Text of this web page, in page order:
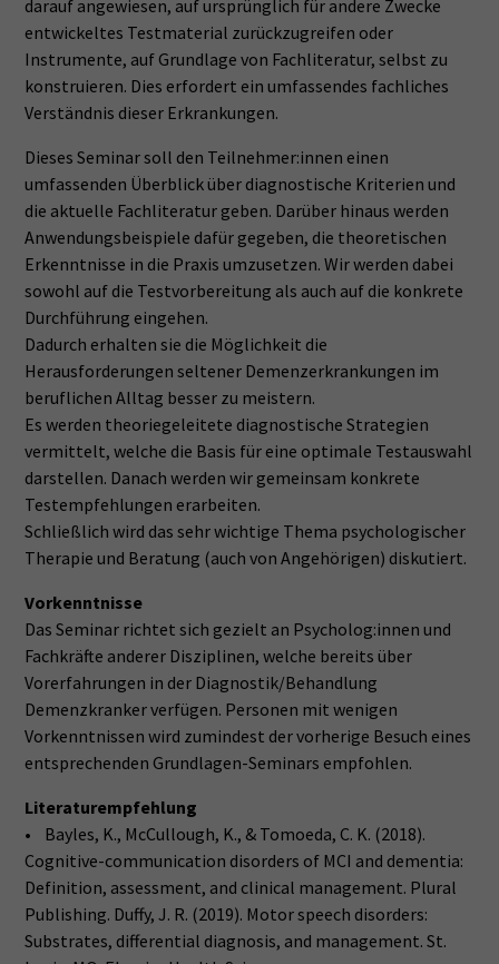
darauf angewiesen, auf ursprünglich für andere Zwecke
entwickeltes Testmaterial zurückzugreifen oder
Instrumente, auf Grundlage von Fachliteratur, selbst zu
konstruieren. Dies erfordert ein umfassendes fachliches
Verständnis dieser Erkrankungen.
Dieses Seminar soll den Teilnehmer:innen einen
umfassenden Überblick über diagnostische Kriterien und
die aktuelle Fachliteratur geben. Darüber hinaus werden
Anwendungsbeispiele dafür gegeben, die theoretischen
Erkenntnisse in die Praxis umzusetzen. Wir werden dabei
sowohl auf die Testvorbereitung als auch auf die konkrete
Durchführung eingehen.
Dadurch erhalten sie die Möglichkeit die
Herausforderungen seltener Demenzerkrankungen im
beruflichen Alltag besser zu meistern.
Es werden theoriegeleitete diagnostische Strategien
vermittelt, welche die Basis für eine optimale Testauswahl
darstellen. Danach werden wir gemeinsam konkrete
Testempfehlungen erarbeiten.
Schließlich wird das sehr wichtige Thema psychologischer
Therapie und Beratung (auch von Angehörigen) diskutiert.
Vorkenntnisse
Das Seminar richtet sich gezielt an Psycholog:innen und
Fachkräfte anderer Disziplinen, welche bereits über
Vorerfahrungen in der Diagnostik/Behandlung
Demenzkranker verfügen. Personen mit wenigen
Vorkenntnissen wird zumindest der vorherige Besuch eines
entsprechenden Grundlagen-Seminars empfohlen.
Literaturempfehlung
• Bayles, K., McCullough, K., & Tomoeda, C. K. (2018).
Cognitive-communication disorders of MCI and dementia:
Definition, assessment, and clinical management. Plural
Publishing. Duffy, J. R. (2019). Motor speech disorders:
Substrates, differential diagnosis, and management. St.